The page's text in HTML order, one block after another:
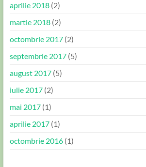
aprilie 2018(2)
martie 2018(2)
octombrie 2017(2)
septembrie 2017(5)
august 2017(5)
iulie 2017(2)
mai 2017(1)
aprilie 2017(1)
octombrie 2016(1)